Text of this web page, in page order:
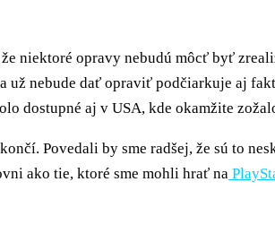
niektoré opravy nebudú môcť byť
už nebude dať opraviť podčiarkuje aj
dostupné aj v USA, kde okamžite
Povedali by sme radšej, že sú to
ako tie, ktoré sme mohli hrať na